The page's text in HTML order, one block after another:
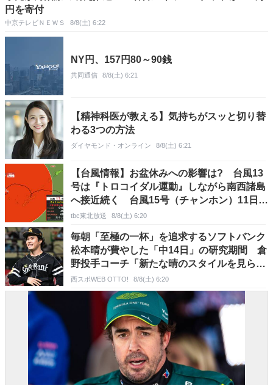
円を寄付
中京テレビＮＥＷＳ 8/8(土) 6:22
NY円、157円80～90銭
共同通信 8/8(土) 6:21
【精神科医が教える】気持ちがスッと切り替
わる3つの方法
ダイヤモンド・オンライン 8/8(土) 6:21
【台風情報】お盆休みへの影響は? 台風13
号は『トロコイダル運動』しながら南西諸島
へ接近続く 台風15号（チャンホン）11日頃
に関東〜東北の太平洋側に上陸か （8日午
日】
tbc東北放送 8/8(土) 6:20
毎朝「至極の一杯」を追求するソフトバンク
松本晴が費やした「中14日」の研究期間 倉
野投手コーチ「新たな晴のスタイルを見られ
た」
西スポWEB OTTO! 8/8(土) 6:20